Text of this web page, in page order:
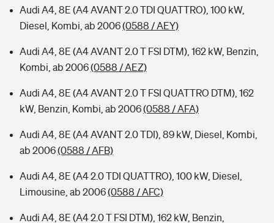
Audi A4, 8E (A4 AVANT 2.0 TDI QUATTRO), 100 kW,
Diesel, Kombi, ab 2006(0588 / AEY)
Audi A4, 8E (A4 AVANT 2.0 T FSI DTM), 162 kW, Benzin,
Kombi, ab 2006(0588 / AEZ)
Audi A4, 8E (A4 AVANT 2.0 T FSI QUATTRO DTM), 162
kW, Benzin, Kombi, ab 2006(0588 / AFA)
Audi A4, 8E (A4 AVANT 2.0 TDI), 89 kW, Diesel, Kombi,
ab 2006(0588 / AFB)
Audi A4, 8E (A4 2.0 TDI QUATTRO), 100 kW, Diesel,
Limousine, ab 2006(0588 / AFC)
Audi A4, 8E (A4 2.0 T FSI DTM), 162 kW, Benzin,